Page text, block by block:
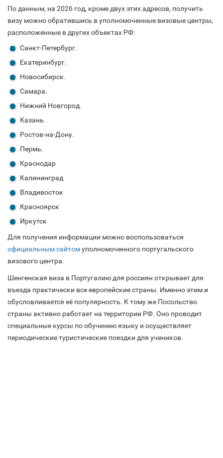
По данным, на 2026 год, кроме двух этих адресов, получить
визу можно обратившись в уполномоченные визовые центры,
расположенные в других объектах РФ:
Санкт-Петербург.
Екатеринбург.
Новосибирск.
Самара.
Нижний Новгород.
Казань.
Ростов-на-Дону.
Пермь.
Краснодар
Калининград
Владивосток
Красноярск
Иркутск
Для получения информации можно воспользоваться
официальным сайтомуполномоченного португальского
визового центра.
Шенгенская виза в Португалию для россиян открывает для
въезда практически все европейские страны. Именно этим и
обусловливается её популярность. К тому же Посольство
страны активно работает на территории РФ. Оно проводит
специальные курсы по обучению языку и осуществляет
периодические туристические поездки для учеников.